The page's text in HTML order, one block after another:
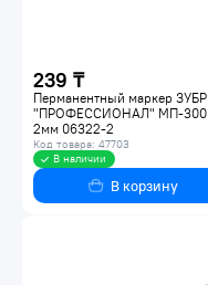
239 ₸
Перманентный маркер ЗУБР
"ПРОФЕССИОНАЛ" МП-300
2мм 06322-2
Код товара: 47703
В наличии
В корзину